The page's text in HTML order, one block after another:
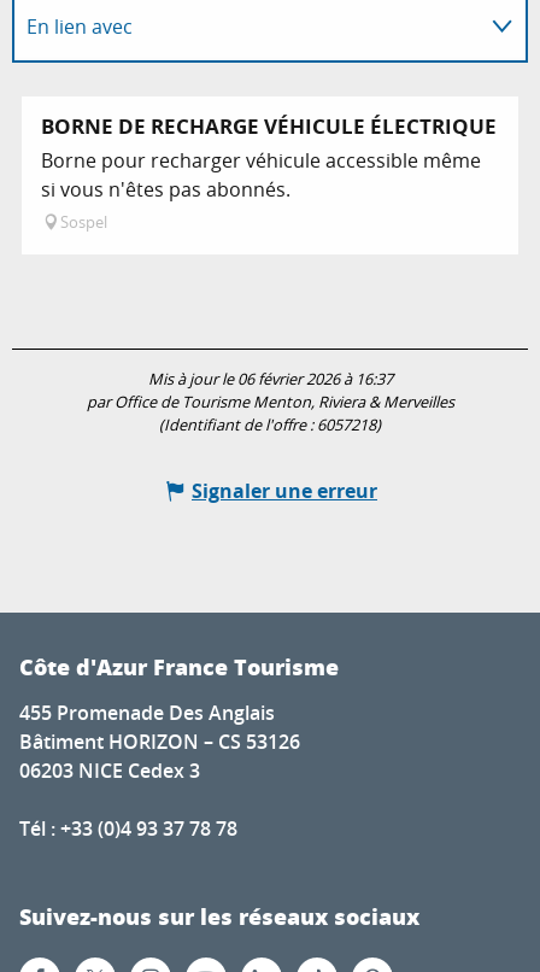
En lien avec
BORNE DE RECHARGE VÉHICULE ÉLECTRIQUE
Borne pour recharger véhicule accessible même
si vous n'êtes pas abonnés.
Sospel
Mis à jour le 06 février 2026 à 16:37
par Office de Tourisme Menton, Riviera & Merveilles
(Identifiant de l'offre :6057218)
Signaler une erreur
Côte d'Azur France Tourisme
455 Promenade Des Anglais
Bâtiment HORIZON – CS 53126
06203 NICE Cedex 3
Tél : +33 (0)4 93 37 78 78
Suivez-nous sur les réseaux sociaux